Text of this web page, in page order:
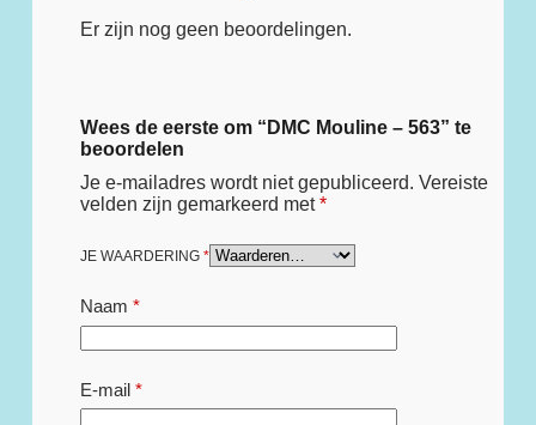
Er zijn nog geen beoordelingen.
Wees de eerste om “DMC Mouline – 563” te
beoordelen
Je e-mailadres wordt niet gepubliceerd. Vereiste
velden zijn gemarkeerd met*
JE WAARDERING *
Naam *
E-mail*